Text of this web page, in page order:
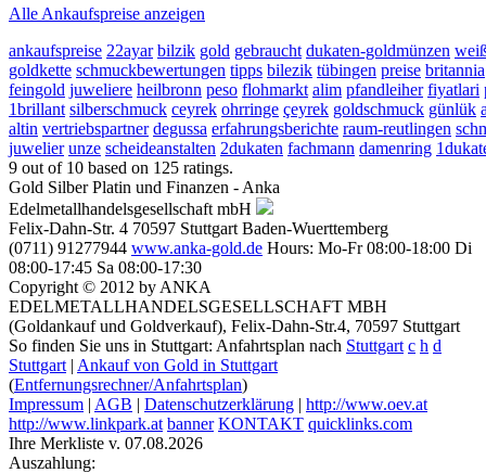
Alle Ankaufspreise anzeigen
ankaufspreise 22ayar bilzik gold gebraucht dukaten-goldmünzen
goldkette schmuckbewertungen tipps bilezik tübingen preise britannia
feingold juweliere heilbronn peso flohmarkt alim pfandleiher fiyatlari
1brillant silberschmuck ceyrek ohrringe çeyrek goldschmuck günlük
altin vertriebspartner degussa erfahrungsberichte raum-reutlingen
juwelier unze scheideanstalten 2dukaten fachmann damenring
9 out of 10 based on 125 ratings.
Gold Silber Platin und Finanzen - Anka
Edelmetallhandelsgesellschaft mbH
Felix-Dahn-Str. 4 70597 Stuttgart Baden-Wuerttemberg
(0711) 91277944 www.anka-gold.de Hours: Mo-Fr 08:00-18:00 Di
08:00-17:45 Sa 08:00-17:30
Copyright © 2012 by ANKA
EDELMETALLHANDELSGESELLSCHAFT MBH
(Goldankauf und Goldverkauf), Felix-Dahn-Str.4, 70597 Stuttgart
So finden Sie uns in Stuttgart: Anfahrtsplan nach Stuttgart c h d
Stuttgart | Ankauf von Gold in Stuttgart
(Entfernungsrechner/Anfahrtsplan)
Impressum | AGB | Datenschutzerklärung | http://www.oev.at
http://www.linkpark.at banner KONTAKT quicklinks.com
Ihre Merkliste v. 07.08.2026
Auszahlung: